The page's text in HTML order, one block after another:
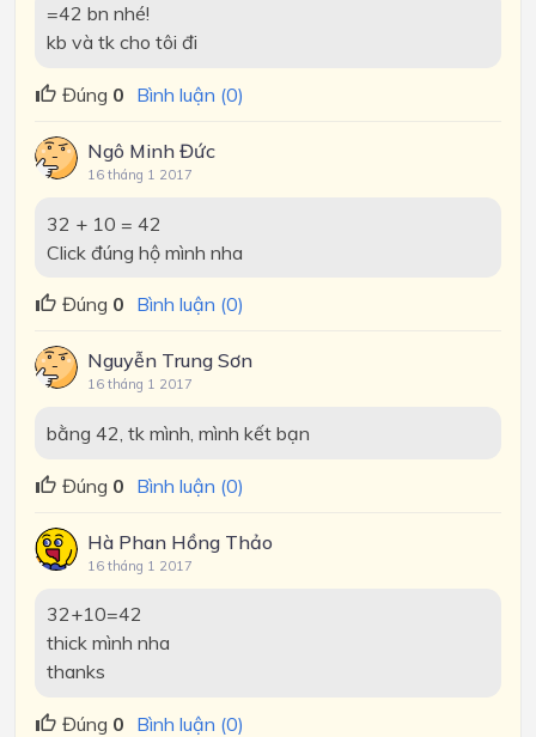
=42 bn nhé!
kb và tk cho tôi đi
Đúng 0 Bình luận (0)
Ngô Minh Đức
16 tháng 1 2017
32 + 10 = 42
Click đúng hộ mình nha
Đúng 0 Bình luận (0)
Nguyễn Trung Sơn
16 tháng 1 2017
bằng 42, tk mình, mình kết bạn
Đúng 0 Bình luận (0)
Hà Phan Hồng Thảo
16 tháng 1 2017
32+10=42
thick mình nha
thanks
Đúng 0 Bình luận (0)